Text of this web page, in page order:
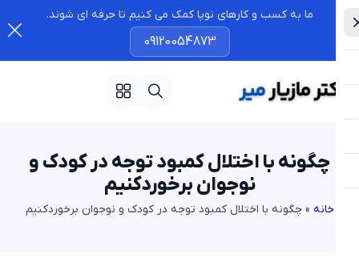
ما به کسب و کارهای نوپا کمک می کنیم تا حرفه ای شوند.
09120054873
چگونه با اختلال کمبود توجه در کودک و
نوجوان برخوردکنیم
»چگونه با اختلال کمبود توجه در کودک و نوجوان برخوردکنیم